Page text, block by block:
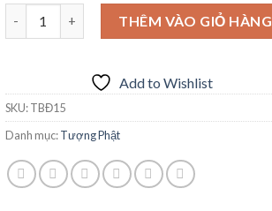
THÊM VÀO GIỎ HÀNG
Add to Wishlist
SKU:TBĐ15
Danh mục:Tượng Phật